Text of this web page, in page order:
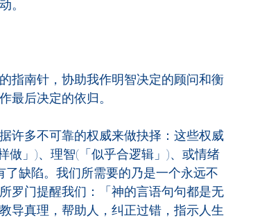
。
南针，协助我作明智决定的顾问和衡
最后决定的依归。
多不可靠的权威来做抉择：这些权威
做」)、理智(「似乎合逻辑」)、或情绪
缺陷。我们所需要的乃是一个永远不
罗门提醒我们：「神的言语句句都是无
导真理，帮助人，纠正过错，指示人生